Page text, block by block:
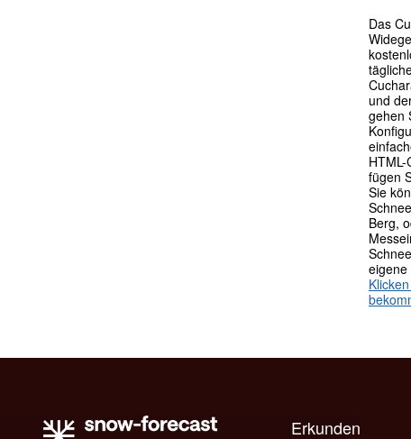
Das
und
gehen
fügen
Sie
Berg,
eigene
Erkunden